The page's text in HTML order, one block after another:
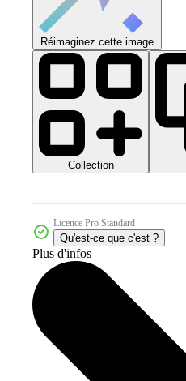
Réimaginez cette image
Collection
Licence Pro Standard
Qu'est-ce que c'est ?
Plus d'infos